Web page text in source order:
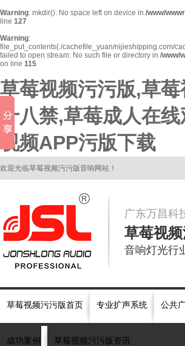
Warning: mkdir(): No space left on device in /www/
line 127
Warning:
file_put_contents(./cachefile_yuan/nijieshipping.com/
failed to open stream: No such file or directory in /www/
on line 115
草莓视频污污版,草
十八禁,草莓成人在
视频APP污版下载
欢迎光临草莓视频污污版音响网站！
广东万昌科
草莓视
音响灯光行
草莓视频污污版首页 专业扩声系统 公共
成功案例 草莓视频污污版资讯